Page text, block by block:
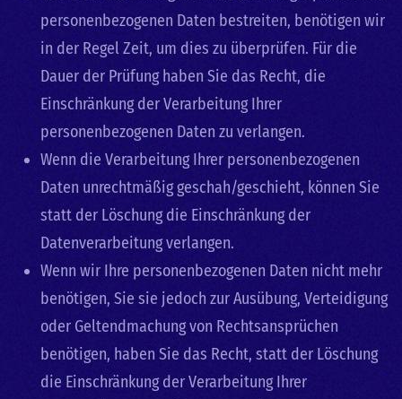
personenbezogenen Daten bestreiten, benötigen wir
in der Regel Zeit, um dies zu überprüfen. Für die
Dauer der Prüfung haben Sie das Recht, die
Einschränkung der Verarbeitung Ihrer
personenbezogenen Daten zu verlangen.
Wenn die Verarbeitung Ihrer personenbezogenen
Daten unrechtmäßig geschah/geschieht, können Sie
statt der Löschung die Einschränkung der
Datenverarbeitung verlangen.
Wenn wir Ihre personenbezogenen Daten nicht mehr
benötigen, Sie sie jedoch zur Ausübung, Verteidigung
oder Geltendmachung von Rechtsansprüchen
benötigen, haben Sie das Recht, statt der Löschung
die Einschränkung der Verarbeitung Ihrer